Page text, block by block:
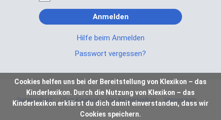
Anmelden
Hilfe beim Anmelden
Passwort vergessen?
Datenschutz Über Klexikon – das Kinderlexikon Impressum
Cookies helfen uns bei der Bereitstellung von Klexikon – das
Kinderlexikon. Durch die Nutzung von Klexikon – das
Kinderlexikon erklärst du dich damit einverstanden, dass wir
Cookies speichern.